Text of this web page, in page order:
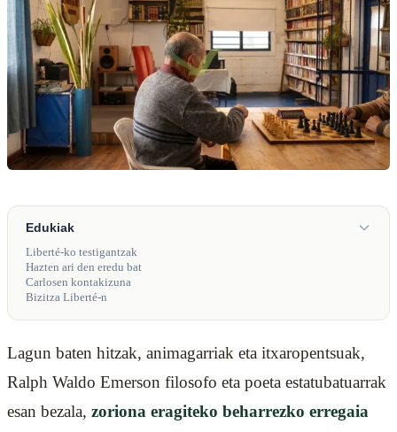
Edukiak
Liberté-ko testigantzak
Hazten ari den eredu bat
Carlosen kontakizuna
Bizitza Liberté-n
Lagun baten hitzak, animagarriak eta itxaropentsuak,
Ralph Waldo Emerson filosofo eta poeta estatubatuarrak
esan bezala, zoriona eragiteko beharrezko erregaia